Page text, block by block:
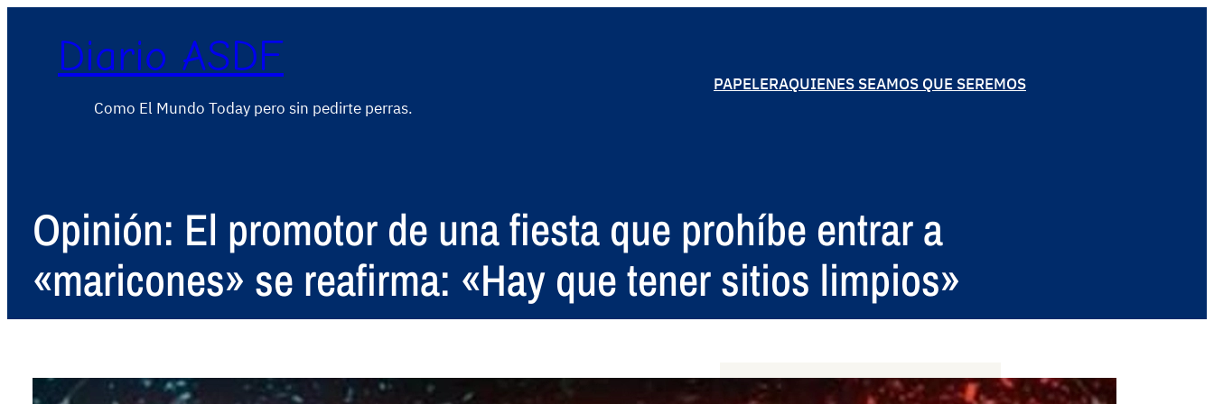
Diario ASDF
Como El Mundo Today pero sin pedirte perras.
PAPELERAQUIENES SEAMOS QUE SEREMOS
Opinión: El promotor de una fiesta que prohíbe entrar a
«maricones» se reafirma: «Hay que tener sitios limpios»
S